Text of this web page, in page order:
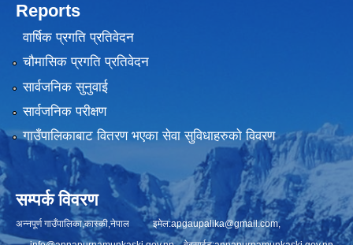
Reports
वार्षिक प्रगति प्रतिवेदन
चौमासिक प्रगति प्रतिवेदन
सार्वजनिक सुनुवाई
सार्वजनिक परीक्षण
गाउँपालिकाबाट वितरण भएका सेवा सुविधाहरुको विवरण
सम्पर्क विवरण
अन्नपूर्ण गाउँपालिका,कास्की,नेपाल इमेल:apgaupalika@gmail.com,